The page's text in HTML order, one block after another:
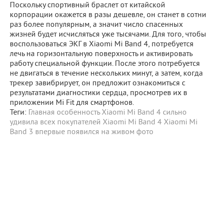
Поскольку спортивный браслет от китайской
корпорации окажется в разы дешевле, он станет в сотни
раз более популярным, а значит число спасенных
жизней будет исчисляться уже тысячами. Для того, чтобы
воспользоваться ЭКГ в Xiaomi Mi Band 4, потребуется
лечь на горизонтальную поверхность и активировать
работу специальной функции. После этого потребуется
не двигаться в течение нескольких минут, а затем, когда
трекер завибрирует, он предложит ознакомиться с
результатами диагностики сердца, просмотрев их в
приложении Mi Fit для смартфонов.
Теги: Главная особенность Xiaomi Mi Band 4 сильно
удивила всех покупателей Xiaomi Mi Band 4 Xiaomi Mi
Band 3 впервые появился на живом фото